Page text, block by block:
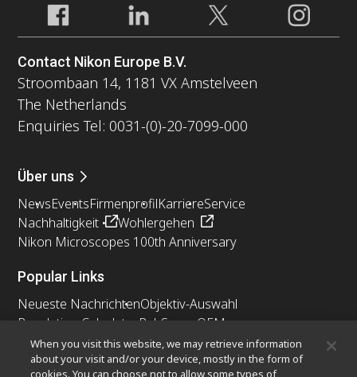
Contact Nikon Europe B.V.
Stroombaan 14, 1181 VX Amstelveen
The Netherlands
Enquiries Tel: 0031-(0)-20-7099-000
Über uns
NewsEventsFirmenprofilKarriereService
Nachhaltigkeit
Wohlergehen
Nikon Microscopes 100th Anniversary
Popular Links
Neueste NachrichtenObjektiv-Auswahl
Resolution Calculator PubScope OEM
Nikon Small World
MicroscopyU
When you visit this website, we may retrieve information
about your visit and/or your device, mostly in the form of
cookies. You can choose not to allow some types of